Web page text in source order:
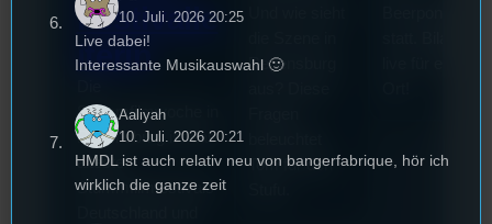
Festivalle
iterin
Stummfilmwoche in
Regensburg ist das
älteste
Stummfilmfestivals
Regensburg
Tom für den
10. Juli. 2026 20:25
Live dabei!
Interessante Musikauswahl 🙂
Aaliyah
10. Juli. 2026 20:21
HMDL ist auch relativ neu von bangerfabrique, hör ich
wirklich die ganze zeit